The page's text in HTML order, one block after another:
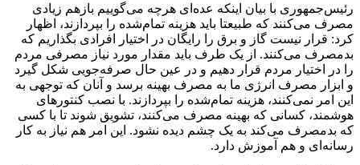
رئیس‌جمهوری با بیان اینکه عده‌ای هرچه می‌گوییم بازهم زیادی
مصرف می‌کنند که طبیعتا باید هزینه تمام‌شده را بپردازند، اظهار
کرد: قرار نیست گاز و برق را رایگان در اختیار افرادی بگذاریم که
بدمصرف می‌کنند. از یک طرف باید مقدار مورد نیاز مصرفی مردم
را در اختیار مردم قرار دهیم و در عین حال صرفه‌جویی شکل گیرد
و ابزار مصرف انرژی ما به مصرف بهینه برسد و آنان که توجهی به
این امر نمی‌کنند، هزینه تمام‌شده را بپردازند. با نصب کنتورهای
هوشمند، کسانی که بهینه مصرف می‌کنند، تشویق شوند تا با کسی
که بدمصرف می‌کند به یک چشم دیده نشود. این امر هم نیاز به کار
رسانه‌ای و هم آموزش دارد.